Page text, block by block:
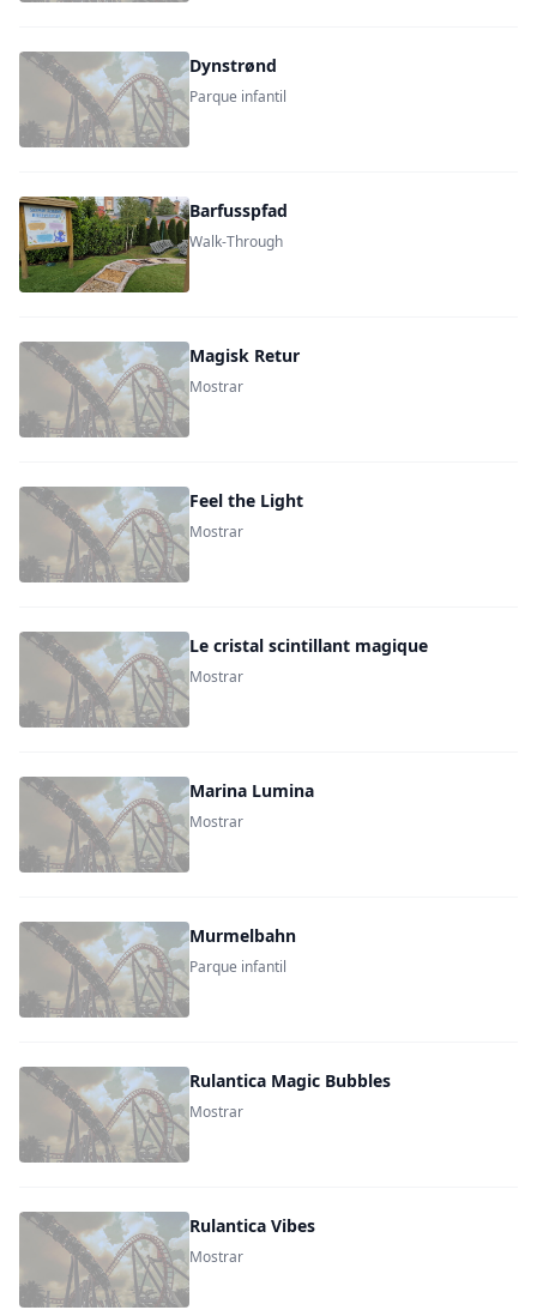
Dynstrønd
Parque infantil
Barfusspfad
Walk-Through
Magisk Retur
Mostrar
Feel the Light
Mostrar
Le cristal scintillant magique
Mostrar
Marina Lumina
Mostrar
Murmelbahn
Parque infantil
Rulantica Magic Bubbles
Mostrar
Rulantica Vibes
Mostrar